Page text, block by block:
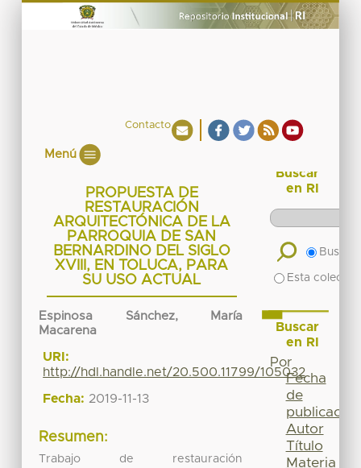
Contacto
Menú
PROPUESTA DE
RESTAURACIÓN
ARQUITECTÓNICA DE LA
PARROQUIA DE SAN
BERNARDINO DEL SIGLO
XVIII, EN TOLUCA, PARA
SU USO ACTUAL
Espinosa Sánchez, María
Macarena
URI:
http://hdl.handle.net/20.500.11799/105032
Fecha: 2019-11-13
Resumen:
Trabajo de restauración
Buscar
en RI
Buscar
Esta
Buscar
en RI
Por
Fecha
de
publicación
Autor
Título
Materia